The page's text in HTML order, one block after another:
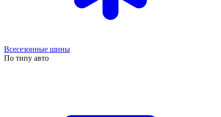
Всесезонные шины
По типу авто